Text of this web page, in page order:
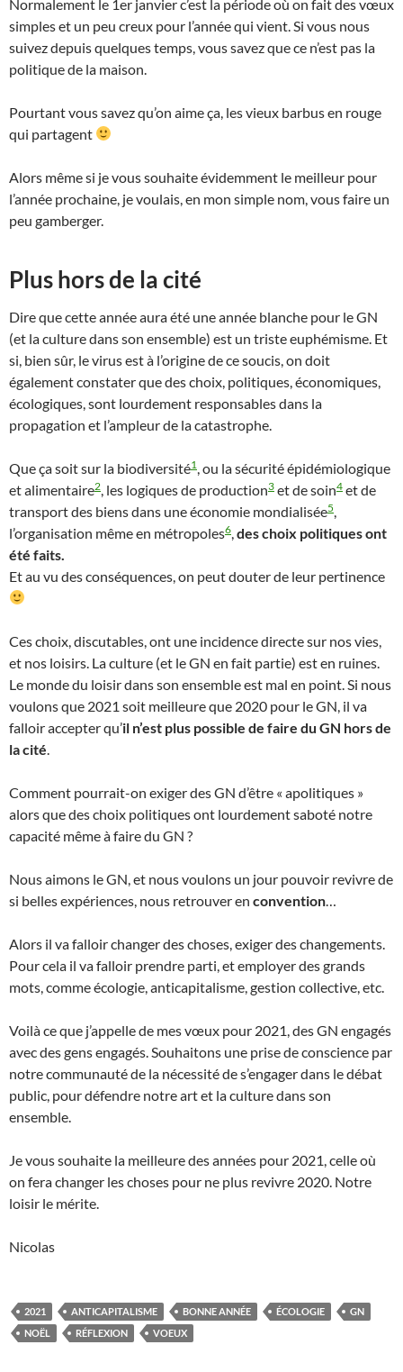
Normalement le 1er janvier c’est la période où on fait des vœux
simples et un peu creux pour l’année qui vient. Si vous nous
suivez depuis quelques temps, vous savez que ce n’est pas la
politique de la maison.
Pourtant vous savez qu’on aime ça, les vieux barbus en rouge
qui partagent
Alors même si je vous souhaite évidemment le meilleur pour
l’année prochaine, je voulais, en mon simple nom, vous faire un
peu gamberger.
Plus hors de la cité
Dire que cette année aura été une année blanche pour le GN
(et la culture dans son ensemble) est un triste euphémisme. Et
si, bien sûr, le virus est à l’origine de ce soucis, on doit
également constater que des choix, politiques, économiques,
écologiques, sont lourdement responsables dans la
propagation et l’ampleur de la catastrophe.
Que ça soit sur la biodiversité1 , ou la sécurité épidémiologique
et alimentaire2, les logiques de production3 et de soin4 et de
transport des biens dans une économie mondialisée5,
l’organisation même en métropoles6,des choix politiques ont
été faits.
Et au vu des conséquences, on peut douter de leur pertinence
Ces choix, discutables, ont une incidence directe sur nos vies,
et nos loisirs. La culture (et le GN en fait partie) est en ruines.
Le monde du loisir dans son ensemble est mal en point. Si nous
voulons que 2021 soit meilleure que 2020 pour le GN, il va
falloir accepter qu’il n’est plus possible de faire du GN hors de
la cité.
Comment pourrait-on exiger des GN d’être « apolitiques »
alors que des choix politiques ont lourdement saboté notre
capacité même à faire du GN ?
Nous aimons le GN, et nous voulons un jour pouvoir revivre de
si belles expériences, nous retrouver en convention…
Alors il va falloir changer des choses, exiger des changements.
Pour cela il va falloir prendre parti, et employer des grands
mots, comme écologie, anticapitalisme, gestion collective, etc.
Voilà ce que j’appelle de mes vœux pour 2021, des GN engagés
avec des gens engagés. Souhaitons une prise de conscience par
notre communauté de la nécessité de s’engager dans le débat
public, pour défendre notre art et la culture dans son
ensemble.
Je vous souhaite la meilleure des années pour 2021, celle où
on fera changer les choses pour ne plus revivre 2020. Notre
loisir le mérite.
Nicolas
2021 ANTICAPITALISME BONNE ANNÉE ÉCOLOGIE
GN
NOËL
RÉFLEXION VOEUX